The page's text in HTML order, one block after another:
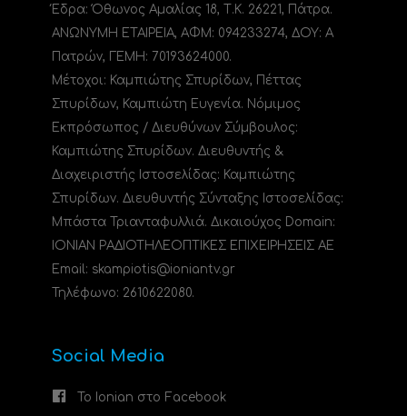
Έδρα: Όθωνος Αμαλίας 18, Τ.Κ. 26221, Πάτρα.
ΑΝΩΝΥΜΗ ΕΤΑΙΡΕΙΑ, ΑΦΜ: 094233274, ΔΟΥ: A
Πατρών, ΓΕΜΗ: 70193624000.
Μέτοχοι: Καμπιώτης Σπυρίδων, Πέττας
Σπυρίδων, Καμπιώτη Ευγενία. Νόμιμος
Εκπρόσωπος / Διευθύνων Σύμβουλος:
Καμπιώτης Σπυρίδων. Διευθυντής &
Διαχειριστής Ιστοσελίδας: Καμπιώτης
Σπυρίδων. Διευθυντής Σύνταξης Ιστοσελίδας:
Μπάστα Τριανταφυλλιά. Δικαιούχος Domain:
ΙΟΝΙΑΝ ΡΑΔΙΟΤΗΛΕΟΠΤΙΚΕΣ ΕΠΙΧΕΙΡΗΣΕΙΣ ΑΕ
Email: skampiotis@ioniantv.gr
Τηλέφωνο: 2610622080.
Social Media
Το Ionian στο Facebook